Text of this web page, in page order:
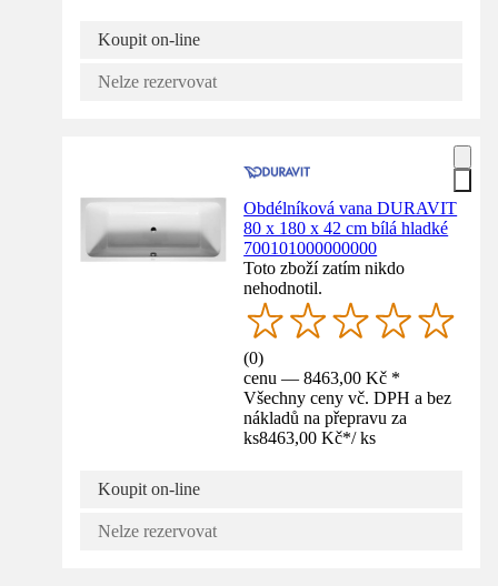
Koupit on-line
Nelze rezervovat
Obdélníková vana DURAVIT
80 x 180 x 42 cm bílá hladké
700101000000000
Toto zboží zatím nikdo
nehodnotil.
(0)
cenu — 8463,00 Kč *
Všechny ceny vč. DPH a bez
nákladů na přepravu za
ks8463,00 Kč*/ ks
Koupit on-line
Nelze rezervovat